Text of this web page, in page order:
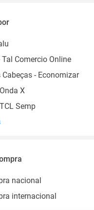
Tal Comercio Online
Cabeças - Economizar
X
Semp
nacional
internacional